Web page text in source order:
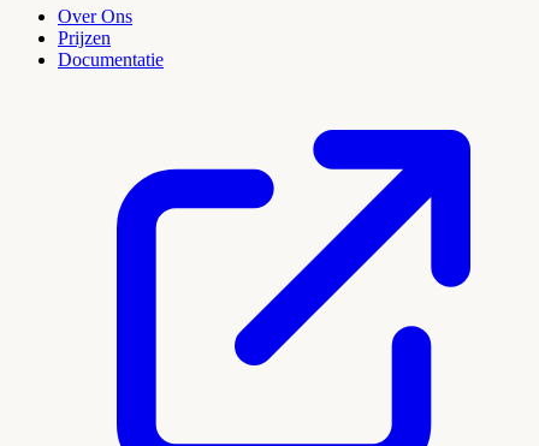
Over Ons
Prijzen
Documentatie